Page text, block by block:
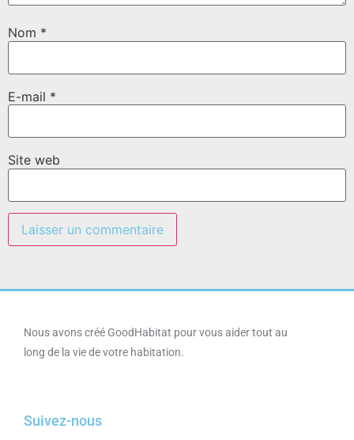
Nom *
E-mail *
Site web
Nous avons créé GoodHabitat pour vous aider tout au
long de la vie de votre habitation.
Suivez-nous